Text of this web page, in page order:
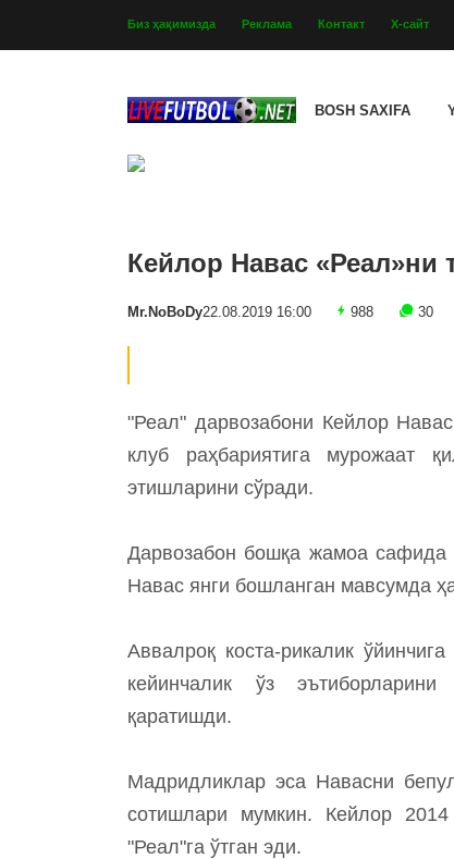
Биз ҳақимизда Реклама Контакт Х-сайт
BOSH SAXIFA
Кейлор Навас «Реал»ни
Mr.NoBoDy22.08.2019 16:00 988 30
"Реал" дарвозабони Кейлор
клуб раҳбариятига мурожаат
этишларини сўради.
Дарвозабон бошқа жамоа сафида
Навас янги бошланган мавсумда
Аввалроқ коста-рикалик
кейинчалик ўз
қаратишди.
Мадридликлар эса Навасни
сотишлари мумкин. Кейлор
"Реал"га ўтган эди.